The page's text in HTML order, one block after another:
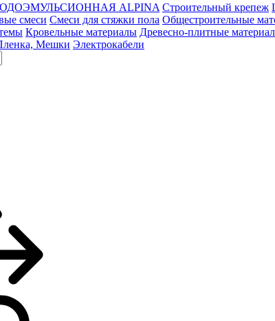
ALPINA Строительный крепеж
смеси Смеси для стяжки пола Общестроительные
Кровельные материалы Древесно-плитные
Мешки Электрокабели